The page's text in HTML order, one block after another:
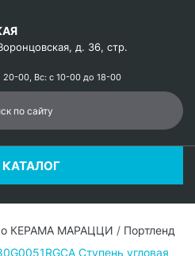
д. 36, стр.
00, Вс: с 10-00 до 18-00
КАТАЛОГ
КЕРАМА МАРАЦЦИ / Портленд
Ступень угловая